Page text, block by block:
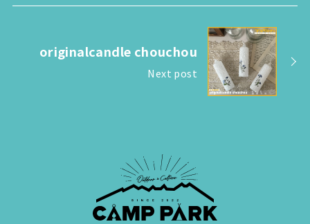
originalcandle chouchou
Next post